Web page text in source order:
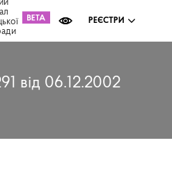
РЕЄСТРИ
від 06.12.2002